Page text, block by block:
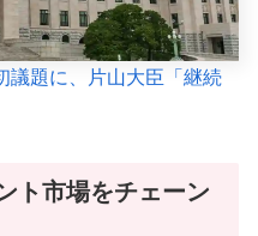
議題に、片山大臣「継続
ト市場をチェーン